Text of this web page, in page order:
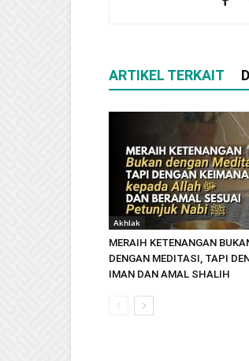
ARTIKEL TERKAIT
Akhlak
MERAIH KETENANGAN
DENGAN MEDITASI, TAPI
IMAN DAN AMAL SHALIH